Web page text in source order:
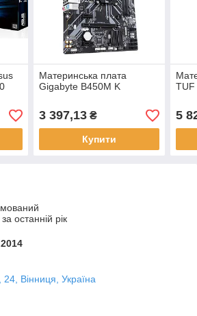
Материнська плата
Gigabyte B450M K
3 397,13₴
Купити
TUF
5
останній рік
Вінниця, Україна